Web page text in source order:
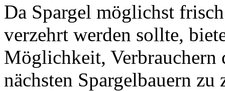
Da Spargel möglichst
verzehrt werden sollte,
Möglichkeit, Verbrauchern
nächsten Spargelbauern zu